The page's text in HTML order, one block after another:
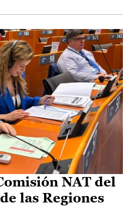
NAT del
las Regiones